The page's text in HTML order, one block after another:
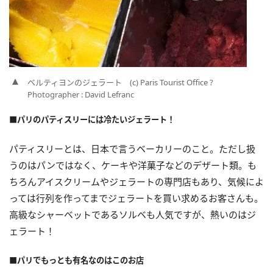
ベルティヨンのジェラート (c) Paris Tourist Office ?
Photographer : David Lefranc
■パリのパティスリーには冷たいジェラート！
パティスリーとは、日本で言うベーカリーのこと。ただし扱
うのはパンではなく、ケーキや洋菓子などのデザート類。も
ちろんアイスクリームやジェラートの専門店もあり、気候によ
っては行列を作ってまでジェラートを買い求めるお客さんも。
高級なシャーベットであるソルベも人気ですが、熱いのはジ
ェラート！
■パリでもっとも有名なのはこのお店